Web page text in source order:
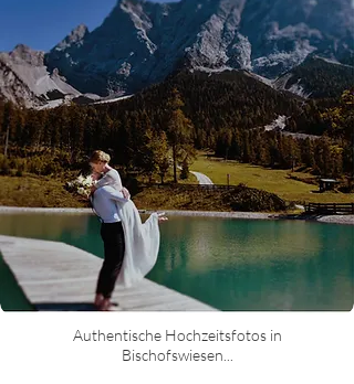
Authentische Hochzeitsfotos in
Bischofswiesen